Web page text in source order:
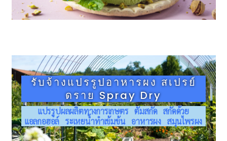
รับจ้างแปรรูปอาหารผง สเปรย์
ดราย Spray Dry
แปรรูปผลผลิตทางการเกษตร ตัมสกัด สกัดด้วย
แอลกอฮอล์ ระเหยน้ำทำเข้มข้น อาหารผง สมุนไพรผง